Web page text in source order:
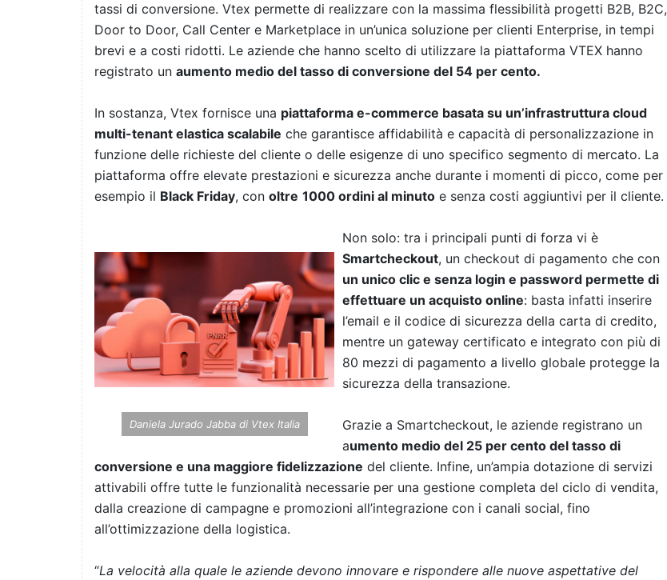
tassi di conversione. Vtex permette di realizzare con la massima flessibilità progetti B2B, B2C,
Door to Door, Call Center e Marketplace in un’unica soluzione per clienti Enterprise, in tempi
brevi e a costi ridotti. Le aziende che hanno scelto di utilizzare la piattaforma VTEX hanno
registrato un aumento medio del tasso di conversione del 54 per cento.
In sostanza, Vtex fornisce una piattaforma e-commerce basata su un’infrastruttura cloud
multi-tenant elastica scalabile che garantisce affidabilità e capacità di personalizzazione in
funzione delle richieste del cliente o delle esigenze di uno specifico segmento di mercato. La
piattaforma offre elevate prestazioni e sicurezza anche durante i momenti di picco, come per
esempio il Black Friday, con oltre 1000 ordini al minuto e senza costi aggiuntivi per il cliente.
Daniela Jurado Jabba di Vtex Italia
Non solo: tra i principali punti di forza vi è
Smartcheckout, un checkout di pagamento che con
un unico clic e senza login e password permette di
effettuare un acquisto online: basta infatti inserire
l’email e il codice di sicurezza della carta di credito,
mentre un gateway certificato e integrato con più di
80 mezzi di pagamento a livello globale protegge la
sicurezza della transazione.
Grazie a Smartcheckout, le aziende registrano un
aumento medio del 25 per cento del tasso di
conversione e una maggiore fidelizzazione del cliente. Infine, un’ampia dotazione di servizi
attivabili offre tutte le funzionalità necessarie per una gestione completa del ciclo di vendita,
dalla creazione di campagne e promozioni all’integrazione con i canali social, fino
all’ottimizzazione della logistica.
“La velocità alla quale le aziende devono innovare e rispondere alle nuove aspettative del